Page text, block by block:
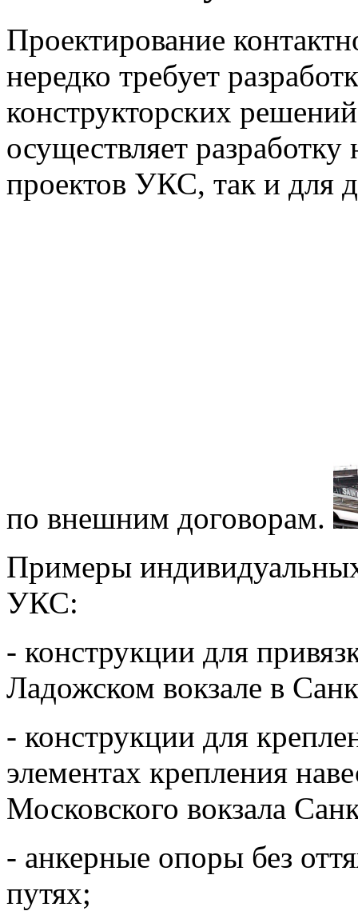
Проектирование
нередко требует
конструкторских
осуществляет
проектов УКС, так и для
по внешним договорам.
Примеры
УКС:
- конструкции для
Ладожском вокзале в
- конструкции для
элементах крепления
Московского вокзала
- анкерные опоры без
путях;